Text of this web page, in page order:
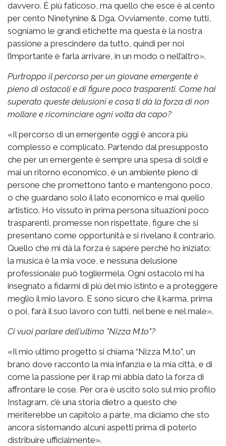
davvero. È più faticoso, ma quello che esce è al cento
per cento Ninetynine & Dga. Ovviamente, come tutti,
sogniamo le grandi etichette ma questa è la nostra
passione a prescindere da tutto, quindi per noi
l’importante è farla arrivare, in un modo o nell’altro».
Purtroppo il percorso per un giovane emergente è
pieno di ostacoli e di figure poco trasparenti. Come hai
superato queste delusioni e cosa ti dà la forza di non
mollare e ricominciare ogni volta da capo?
«Il percorso di un emergente oggi è ancora più
complesso e complicato. Partendo dal presupposto
che per un emergente è sempre una spesa di soldi e
mai un ritorno economico, è un ambiente pieno di
persone che promettono tanto e mantengono poco,
o che guardano solo il lato economico e mai quello
artistico. Ho vissuto in prima persona situazioni poco
trasparenti, promesse non rispettate, figure che si
presentano come opportunità e si rivelano il contrario.
Quello che mi dà la forza è sapere perché ho iniziato:
la musica è la mia voce, e nessuna delusione
professionale può togliermela. Ogni ostacolo mi ha
insegnato a fidarmi di più del mio istinto e a proteggere
meglio il mio lavoro. E sono sicuro che il karma, prima
o poi, farà il suo lavoro con tutti, nel bene e nel male».
Ci vuoi parlare dell'ultimo "Nizza M.to"?
«Il mio ultimo progetto si chiama “Nizza M.to”, un
brano dove racconto la mia infanzia e la mia città, e di
come la passione per il rap mi abbia dato la forza di
affrontare le cose. Per ora è uscito solo sul mio profilo
Instagram, c’è una storia dietro a questo che
meriterebbe un capitolo a parte, ma diciamo che sto
ancora sistemando alcuni aspetti prima di poterlo
distribuire ufficialmente».